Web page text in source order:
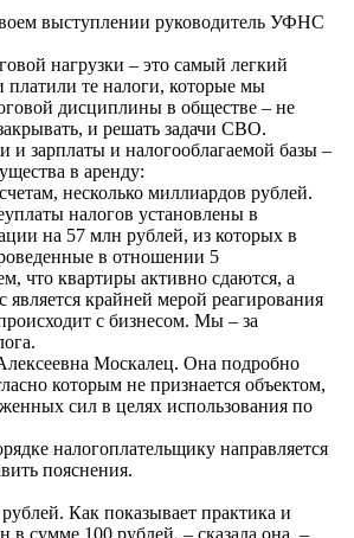
выступлении руководитель УФНС
нагрузки – это самый легкий
платили те налоги, которые мы
дисциплины в обществе – не
и решать задачи СВО.
зарплаты и налогооблагаемой базы –
в аренду:
несколько миллиардов рублей.
налогов установлены в
на 57 млн рублей, из которых в
в отношении 5
что квартиры активно сдаются, а
крайней мерой реагирования
с бизнесом. Мы – за
Москалец. Она подробно
которым не признается объектом,
сил в целях использования по
налогоплательщику направляется
пояснения.
Как показывает практика и
сумме 100 рублей, – сказала она. –